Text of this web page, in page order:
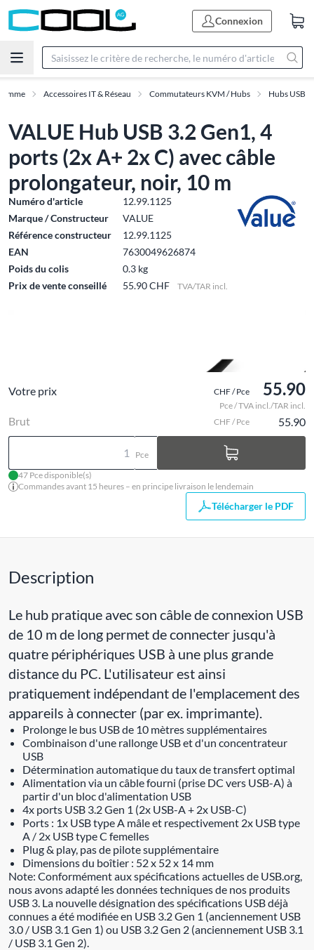
Connexion
Accessoires IT & Réseau Commutateurs KVM / Hubs Hubs USB
VALUE Hub USB 3.2 Gen1, 4
ports (2x A+ 2x C) avec câble
prolongateur, noir, 10 m
Numéro d'article
12.99.1125
Marque / Constructeur
VALUE
Référence constructeur
12.99.1125
EAN
7630049626874
Poids du colis
0.3 kg
Prix de vente conseillé
55.90 CHF TVA/TAR incl.
Votre prix CHF / Pce 55.90
Pce / TVA incl./TAR incl.
Brut CHF / Pce 55.90
Pce
47 Pce disponible(s)
Commandes avant 15 heures – en principe livraison le lendemain
Télécharger le PDF
Description
Le hub pratique avec son câble de connexion USB
de 10 m de long permet de connecter jusqu'à
quatre périphériques USB à une plus grande
distance du PC. L'utilisateur est ainsi
pratiquement indépendant de l'emplacement des
appareils à connecter (par ex. imprimante).
Prolonge le bus USB de 10 mètres supplémentaires
Combinaison d'une rallonge USB et d'un concentrateur
USB
Détermination automatique du taux de transfert optimal
Alimentation via un câble fourni (prise DC vers USB-A) à
partir d'un bloc d'alimentation USB
4x ports USB 3.2 Gen 1 (2x USB-A + 2x USB-C)
Ports : 1x USB type A mâle et respectivement 2x USB type
A / 2x USB type C femelles
Plug & play, pas de pilote supplémentaire
Dimensions du boîtier : 52 x 52 x 14 mm
Note: Conformément aux spécifications actuelles de USB.org,
nous avons adapté les données techniques de nos produits
USB 3. La nouvelle désignation des spécifications USB déjà
connues a été modifiée en USB 3.2 Gen 1 (anciennement USB
3.0 / USB 3.1 Gen 1) ou USB 3.2 Gen 2 (anciennement USB 3.1
/ USB 3.1 Gen 2).